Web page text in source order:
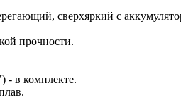
сверхяркий с
прочности.
- в комплекте.